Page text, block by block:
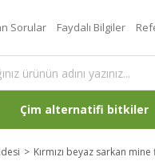
Sorular Faydalı Bilgiler
Çim alternatifi bitkiler
Kırmızı beyaz sarkan